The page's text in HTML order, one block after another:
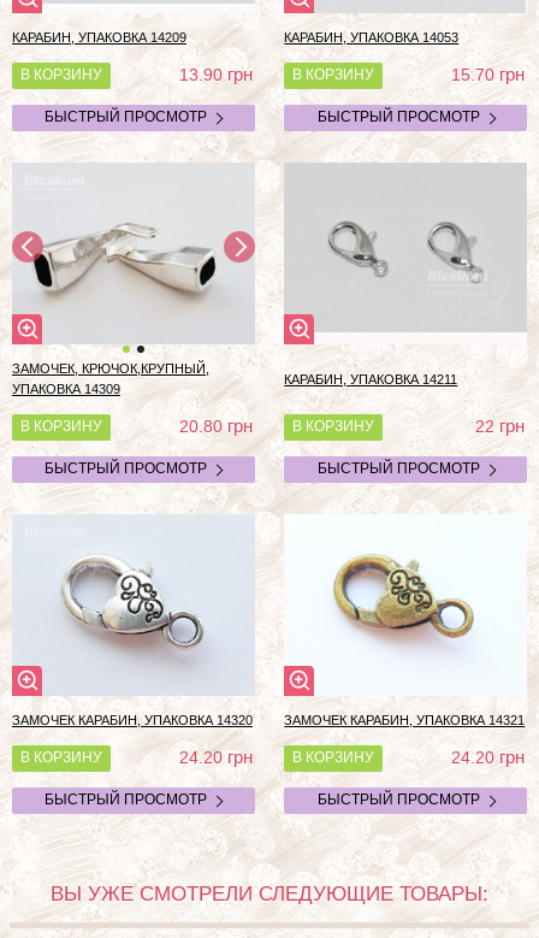
КАРАБИН, УПАКОВКА 14209
В КОРЗИНУ 13.90грн
БЫСТРЫЙ ПРОСМОТР
КАРАБИН, УПАКОВКА 14053
В КОРЗИНУ 15.70грн
БЫСТРЫЙ ПРОСМОТР
ЗАМОЧЕК, КРЮЧОК,КРУПНЫЙ,
УПАКОВКА 14309
В КОРЗИНУ 20.80грн
БЫСТРЫЙ ПРОСМОТР
КАРАБИН, УПАКОВКА 14211
В КОРЗИНУ 22 грн
БЫСТРЫЙ ПРОСМОТР
ЗАМОЧЕК КАРАБИН, УПАКОВКА 14320
В КОРЗИНУ 24.20грн
БЫСТРЫЙ ПРОСМОТР
ЗАМОЧЕК КАРАБИН, УПАКОВКА 14321
В КОРЗИНУ 24.20грн
БЫСТРЫЙ ПРОСМОТР
ВЫ УЖЕ СМОТРЕЛИ СЛЕДУЮЩИЕ ТОВАРЫ: